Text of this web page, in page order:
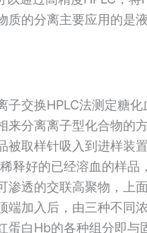
质的分离主要应用的是
子交换HPLC法测定糖
来分离离子型化合物的
被取样针吸入到进样装
释好的已经溶血的样
渗透的交联高聚物，上
端加入后，由三种不同
蛋白Hb的各种组分即